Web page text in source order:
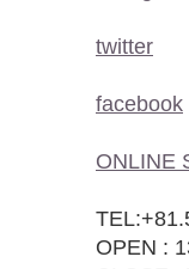
twitter
facebook
ONLINE
OPEN :